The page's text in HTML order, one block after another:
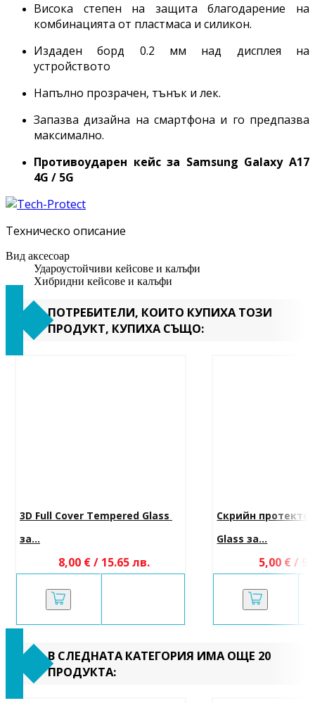
Висока степен на защита благодарение на
комбинацията от пластмаса и силикон.
Издаден борд 0.2 мм над дисплея на
устройството
Напълно прозрачен, тънък и лек.
Запазва дизайна на смартфона и го предпазва
максимално.
Противоударен кейс за Samsung Galaxy A17
4G / 5G
Техническо описание
Вид аксесоар
Удароустойчиви кейсове и калъфи
Хибридни кейсове и калъфи
ПОТРЕБИТЕЛИ, КОИТО КУПИХА ТОЗИ
ПРОДУКТ, КУПИХА СЪЩО:
3D Full Cover Tempered Glass
за...
8,00 € / 15.65 лв.
Скрийн
Glass за...
5,00 € /
В СЛЕДНАТА КАТЕГОРИЯ ИМА ОЩЕ 20
ПРОДУКТА: